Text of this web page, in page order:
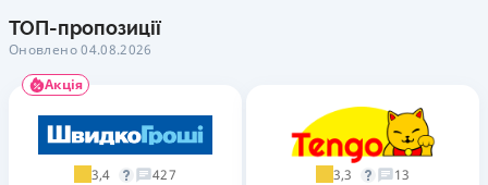
ТОП-пропозиції
Оновлено 04.08.2026
Акція
3,4 427 3,3 13